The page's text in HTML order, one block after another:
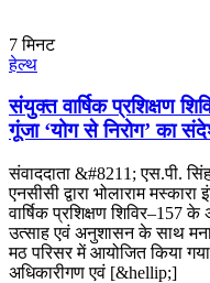
7मिनट
हेल्थ
संयुक्त वार्षिक प्रशिक्षण
गूंजा ‘योग से निरोग’ का
संवाददाता &#8211; एस.पी.
एनसीसी द्वारा भोलाराम
वार्षिक प्रशिक्षण शिविर–157 के
उत्साह एवं अनुशासन के साथ
मठ परिसर में आयोजित किया
अधिकारीगण एवं [&hellip;]